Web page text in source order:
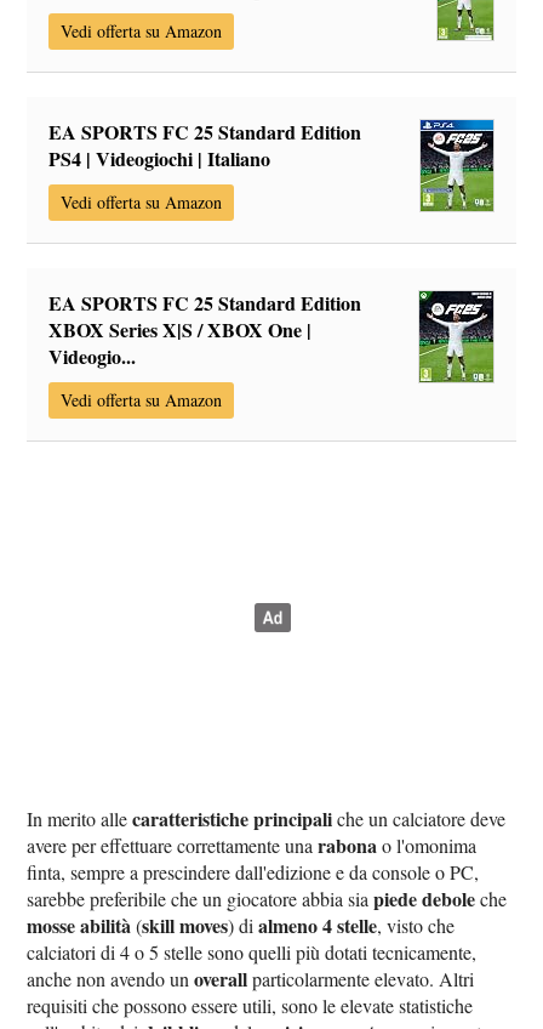
Vedi offerta su Amazon
EA SPORTS FC 25 Standard Edition
PS4 | Videogiochi | Italiano
Vedi offerta su Amazon
EA SPORTS FC 25 Standard Edition
XBOX Series X|S / XBOX One |
Videogio...
Vedi offerta su Amazon
In merito allecaratteristiche principaliche un calciatore deve
avere per effettuare correttamente unarabonao l'omonima
finta, sempre a prescindere dall'edizione e da console o PC,
sarebbe preferibile che un giocatore abbia siapiede deboleche
mosse abilità(skill moves) dialmeno 4 stelle, visto che
calciatori di 4 o 5 stelle sono quelli più dotati tecnicamente,
anche non avendo unoverallparticolarmente elevato. Altri
requisiti che possono essere utili, sono le elevate statistiche